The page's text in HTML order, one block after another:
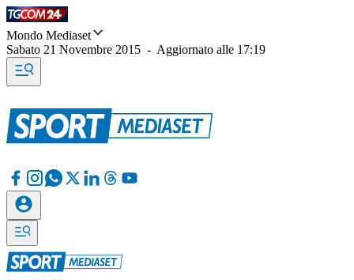
Mondo Mediaset
Sabato 21 Novembre 2015 - Aggiornato alle 17:19